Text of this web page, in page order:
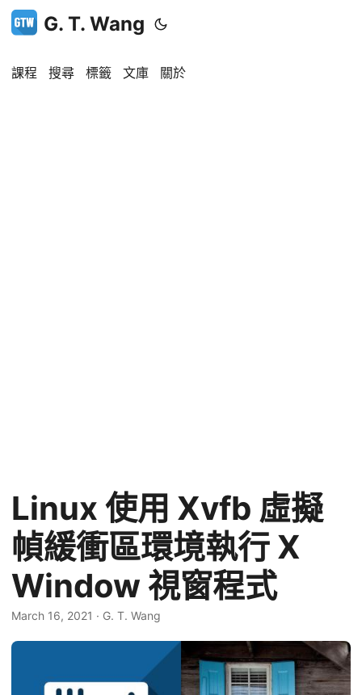
G. T. Wang
課程 搜尋 標籤 文庫 關於
Linux 使用 Xvfb 虛擬
幀緩衝區環境執行 X
Window 視窗程式
March 16, 2021 · G. T. Wang